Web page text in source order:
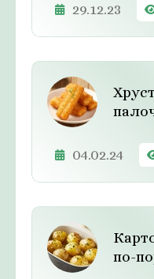
29.12.23
04.02.24
по-